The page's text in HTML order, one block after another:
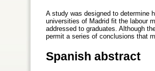
A study was designed to determine
universities of Madrid fit the labour
addressed to graduates. Although
permit a series of conclusions that
Spanish abstract